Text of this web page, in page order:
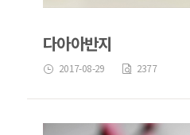
다아아반지
2017-08-29 2377